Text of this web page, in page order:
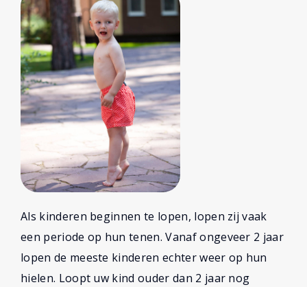
Als kinderen beginnen te lopen, lopen zij vaak
een periode op hun tenen. Vanaf ongeveer 2 jaar
lopen de meeste kinderen echter weer op hun
hielen. Loopt uw kind ouder dan 2 jaar nog